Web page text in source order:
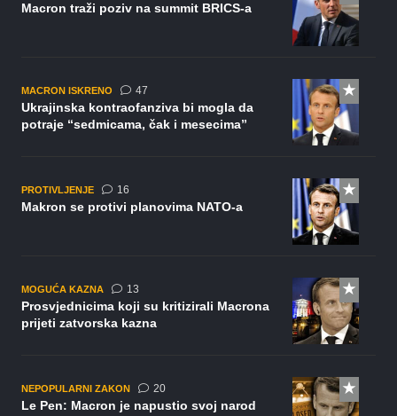
Macron traži poziv na summit BRICS-a
MACRON ISKRENO 47komentara
Ukrajinska kontraofanziva bi mogla da
potraje “sedmicama, čak i mesecima”
PROTIVLJENJE 16komentara
Makron se protivi planovima NATO-a
MOGUĆA KAZNA 13komentara
Prosvjednicima koji su kritizirali Macrona
prijeti zatvorska kazna
NEPOPULARNI ZAKON 20komentara
Le Pen: Macron je napustio svoj narod